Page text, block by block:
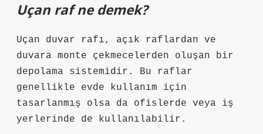
Uçan raf ne demek?
Uçan duvar rafı, açık raflardan ve
duvara monte çekmecelerden oluşan bir
depolama sistemidir. Bu raflar
genellikle evde kullanım için
tasarlanmış olsa da ofislerde veya iş
yerlerinde de kullanılabilir.